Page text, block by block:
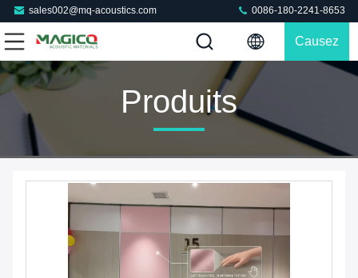
sales002@mq-acoustics.com 0086-180-2241-8653
Causez
Produits